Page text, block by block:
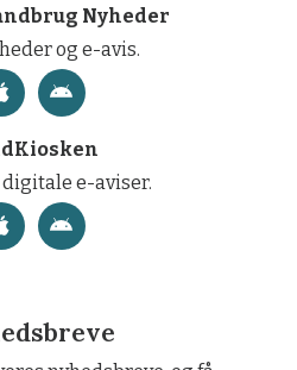
Nyheder
og e-avis.
e-aviser.